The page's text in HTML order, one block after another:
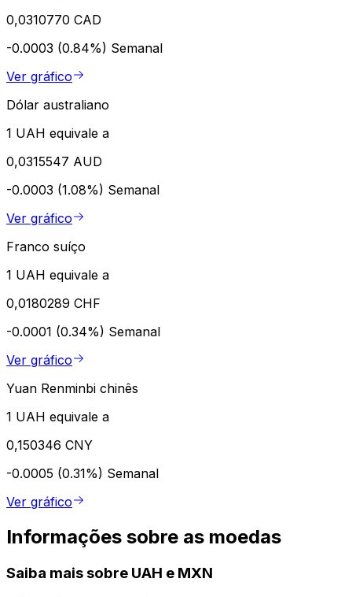
0,0310770 CAD
-0.0003 (0.84%) Semanal
Ver gráfico
Dólar australiano
1 UAH equivale a
0,0315547 AUD
-0.0003 (1.08%) Semanal
Ver gráfico
Franco suíço
1 UAH equivale a
0,0180289 CHF
-0.0001 (0.34%) Semanal
Ver gráfico
Yuan Renminbi chinês
1 UAH equivale a
0,150346 CNY
-0.0005 (0.31%) Semanal
Ver gráfico
Informações sobre as moedas
Saiba mais sobre UAH e MXN